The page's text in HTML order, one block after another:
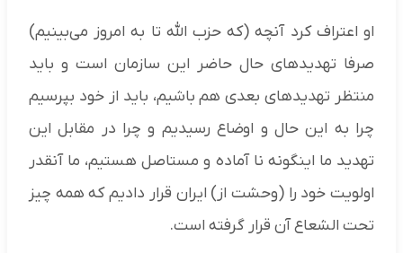
او اعتراف کرد آنچه (که حزب الله تا به امروز می‌بینیم)
صرفا تهدیدهای حال حاضر این سازمان است و باید
منتظر تهدیدهای بعدی هم باشیم، باید از خود بپرسیم
چرا به این حال و اوضاع رسیدیم و چرا در مقابل این
تهدید ما اینگونه نا آماده و مستاصل هستیم، ما آنقدر
اولویت خود را (وحشت از) ایران قرار دادیم که همه چیز
تحت الشعاع آن قرار گرفته است.